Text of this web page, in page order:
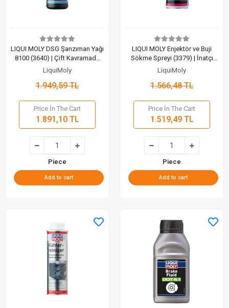
LIQUI MOLY DSG Şanzıman Yağı
8100 (3640) | Çift Kavramada
Maksimum Performans (1 Lt)
LiquiMoly
1.949,59 TL
Price İn The Cart
1.891,10 TL
Piece
Add to cart
LIQUI MOLY Enjektör ve Buji
Sökme Spreyi (3379) | İnatçı
Parçalara Profesyonel Çözüm
(400 Ml)
LiquiMoly
1.566,48 TL
Price İn The Cart
1.519,49 TL
Piece
Add to cart